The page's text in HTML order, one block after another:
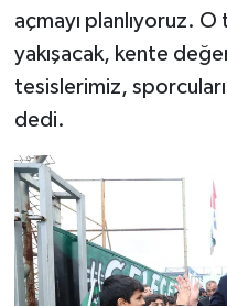
açmayı planlıyoruz.
yakışacak, kente
tesislerimiz,
dedi.